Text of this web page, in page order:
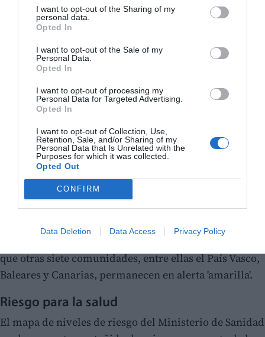
I want to opt-out of the Sharing of my
personal data.
Opted In
I want to opt-out of the Sale of my
Personal Data.
Opted In
I want to opt-out of processing my
Personal Data for Targeted Advertising.
Opted In
I want to opt-out of Collection, Use,
Retention, Sale, and/or Sharing of my
Personal Data that Is Unrelated with the
Purposes for which it was collected.
Opted Out
CONFIRM
Data Deletion Data Access Privacy Policy
Ante esta situación, catorce comunidades autónomas
han activado avisos por altas temperaturas. Los
niveles más graves, en 'naranja' (peligro importante),
afectan a Andalucía, Aragón, Castilla-La Mancha,
que otras siete comunidades, entre ellas el País Vasco,
Baleares y Canarias, permanecen en alerta 'amarilla'.
Riesgo para la salud
El mapa de niveles de riesgo del Ministerio de Sanidad